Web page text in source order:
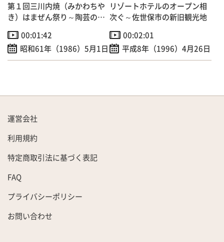
第１回三川内焼（みかわちや
き）はまぜん祭り～陶芸の里
00:01:42
昭和61年（1986）5月1日
リゾートホテルのオープン相
次ぐ～佐世保市の新旧観光地
00:02:01
平成8年（1996）4月26日
運営会社
利用規約
特定商取引法に基づく表記
FAQ
プライバシーポリシー
お問い合わせ